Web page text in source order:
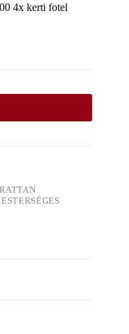
4x kerti fotel
RATTAN